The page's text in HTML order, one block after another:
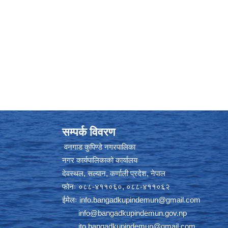
सम्पर्क विवरण
वनगाड कुपिण्डे नगरपालिका
नगर कार्यपालिकाको कार्यालय
देवस्थल, सल्यान, कर्णाली प्रदेश, नेपाल
फोनः ०८८-४११०६०, ०८८-४११०६२
ईमेलःinfo.bangadkupindemun@gmail.com
info@bangadkupindemun.gov.np
ito.bangadkupindemun@gmail.com